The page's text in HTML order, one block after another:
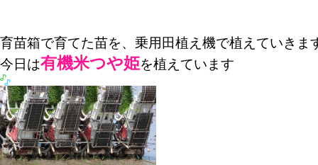
育苗箱で育てた苗を、乗用田植え機で植えていきま
今日は有機米つや姫を植えています